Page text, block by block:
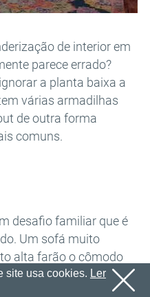
Lembrar senha
link de confirmação em
de interior em
parece errado?
a planta baixa a
várias armadilhas
de outra forma
comuns.
desafio familiar que é
Um sofá muito
alta farão o cômodo
que o espectador
Sempre referencie
site usa cookies. Ler